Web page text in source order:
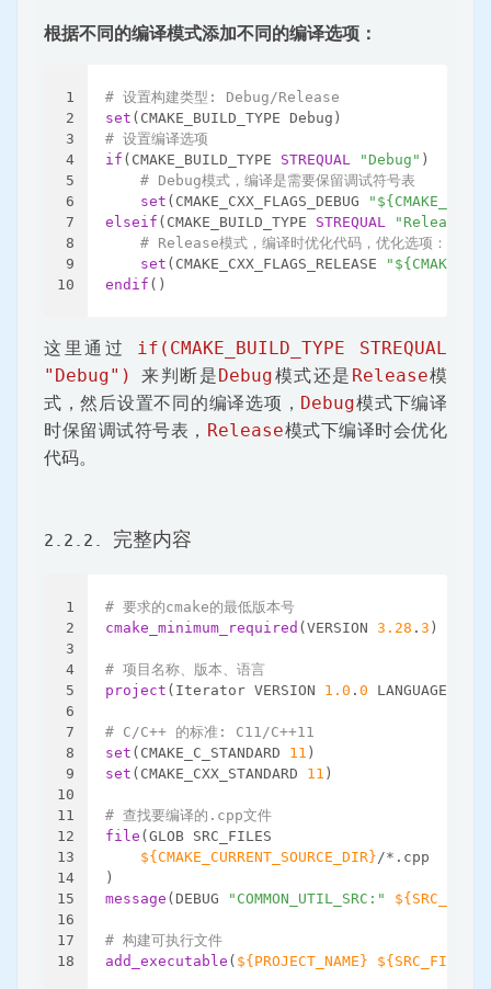
根据不同的编译模式添加不同的编译选项：
1
2
3
4
5
6
7
8
9
10
# 设置构建类型: Debug/Release
set (CMAKE_BUILD_TYPE Debug)
# 设置编译选项
if (CMAKE_BUILD_TYPE STREQUAL "Debug" )
# Debug模式，编译是需要保留调试符号表
set (CMAKE_CXX_FLAGS_DEBUG
elseif (CMAKE_BUILD_TYPE STREQUAL "Release"
# Release模式，编译时优化代码，优化选项：-O2
set (CMAKE_CXX_FLAGS_RELEASE
endif ()
这里通过 if(CMAKE_BUILD_TYPE STREQUAL
"Debug")
来判断是Debug模式还是 Release模
式，然后设置不同的编译选项， Debug模式下编译
时保留调试符号表， Release模式下编译时会优化
代码。
2.2.2. 完整内容
1
2
3
4
5
6
7
8
9
10
11
12
13
14
15
16
17
18
# 要求的cmake的最低版本号
cmake_minimum_required (VERSION 3.28 . 3 )
# 项目名称、版本、语言
project (Iterator VERSION 1.0 . 0 LANGUAGES
# C/C++ 的标准: C11/C++11
set (CMAKE_C_STANDARD 11 )
set (CMAKE_CXX_STANDARD 11 )
# 查找要编译的.cpp文件
file (GLOB SRC_FILES
${CMAKE_CURRENT_SOURCE_DIR} /*.cpp
)
message (DEBUG "COMMON_UTIL_SRC:"
# 构建可执行文件
add_executable ( ${PROJECT_NAME} ${SRC_FILES}